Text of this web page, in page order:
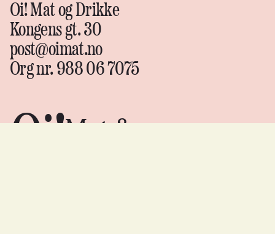
Oi! Mat og Drikke
Kongens gt. 30
post@oimat.no
Org nr. 988 06 7075
Oi!Mat &